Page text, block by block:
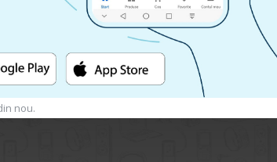
nou.